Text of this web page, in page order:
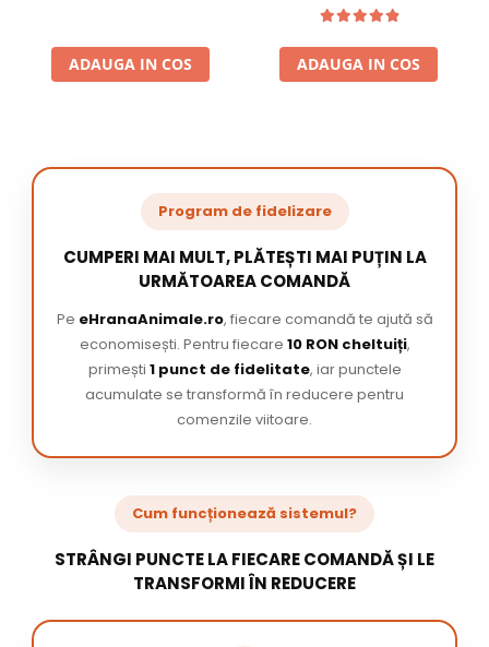
ADAUGA IN COS ADAUGA IN COS
Program de fidelizare
CUMPERI MAI MULT, PLĂTEȘTI MAI PUȚIN LA
URMĂTOAREA COMANDĂ
Pe eHranaAnimale.ro, fiecare comandă te ajută să
economisești. Pentru fiecare 10 RON cheltuiți,
primești 1 punct de fidelitate, iar punctele
acumulate se transformă în reducere pentru
comenzile viitoare.
Cum funcționează sistemul?
STRÂNGI PUNCTE LA FIECARE COMANDĂ ȘI LE
TRANSFORMI ÎN REDUCERE